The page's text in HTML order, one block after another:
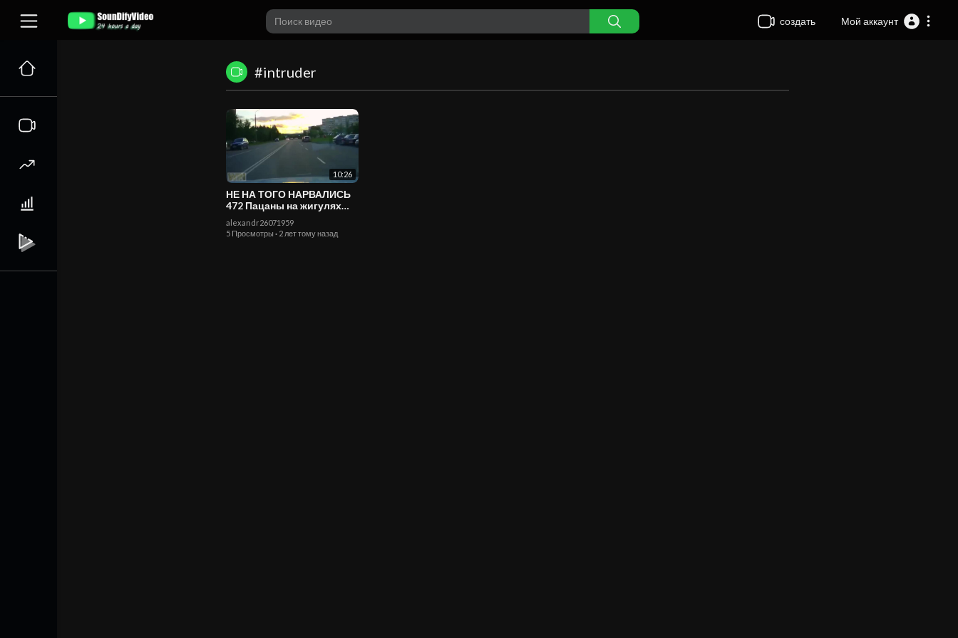
создать Мой аккаунт
#intruder
10:26
НЕ НА ТОГО НАРВАЛИСЬ
472 Пацаны на жигулях
погоня ДПС
alexandr26071959
5 Просмотры · 2 лет тому назад